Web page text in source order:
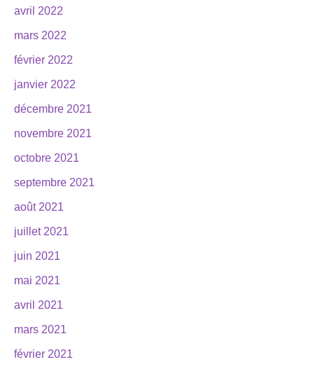
avril 2022
mars 2022
février 2022
janvier 2022
décembre 2021
novembre 2021
octobre 2021
septembre 2021
août 2021
juillet 2021
juin 2021
mai 2021
avril 2021
mars 2021
février 2021